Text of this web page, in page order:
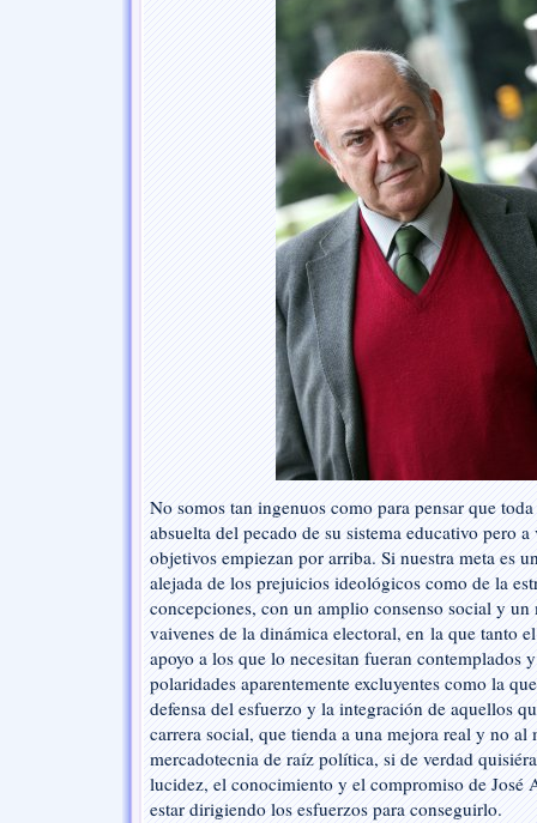
Educación
No somos tan ingenuos como para pensar que
absuelta del pecado de su sistema educativo pero
objetivos empiezan por arriba. Si nuestra meta es
alejada de los prejuicios ideológicos como de la
concepciones, con un amplio consenso social y
vaivenes de la dinámica electoral, en la que tanto
apoyo a los que lo necesitan fueran contemplados
polaridades aparentemente excluyentes como la
defensa del esfuerzo y la integración de aquellos
carrera social, que tienda a una mejora real y no al
mercadotecnia de raíz política, si de verdad
lucidez, el conocimiento y el compromiso de José
estar dirigiendo los esfuerzos para conseguirlo.